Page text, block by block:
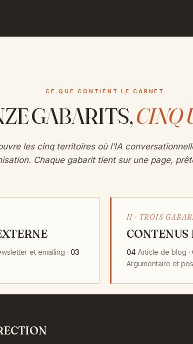
CE QUE CONTIENT LE CARNET
GABARITS,CINQ
les cinq territoires où l’IA
Chaque gabarit tient sur une page,
et emailing · 03
II · TROIS
CONTENUS
04 Article de blog ·
Argumentaire et